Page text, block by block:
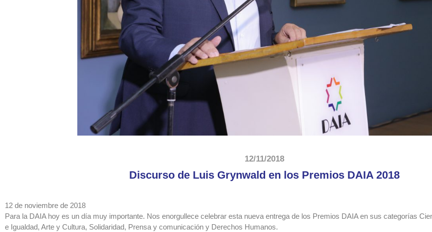
12/11/2018
Discurso de Luis Grynwald en los Premios DAIA 2018
12 de noviembre de 2018
Para la DAIA hoy es un día muy importante. Nos enorgullece celebrar esta nueva entrega de los Premios DAIA en sus categorías
e Igualdad, Arte y Cultura, Solidaridad, Prensa y comunicación y Derechos Humanos.